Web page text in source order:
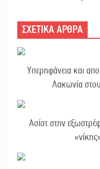
ΣΧΕΤΙΚΑ ΑΡΘΡΑ
Υπερηφάνεια και
Λακωνία
Ασίστ στην